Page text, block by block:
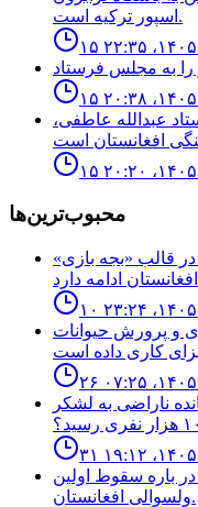
اسپور تركيه است.
عبدالله عاطفی،
محبوب‌ترین‌ها
قالب «بجه بازى»
و پرورش حیوانات
ناراضى به لشكر
١٠ هزار نفرى رسيد؟
در باره سقوط اولين
ولسوالى افغانستان.